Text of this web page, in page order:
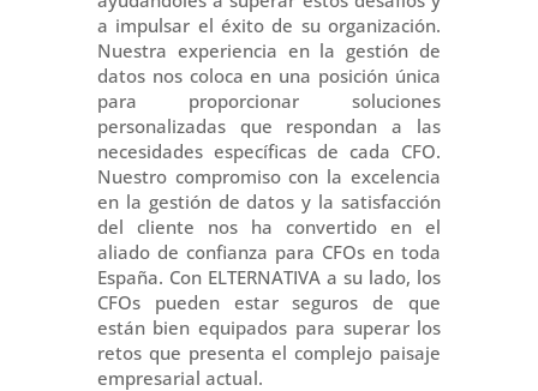
a impulsar el éxito de su organización.
Nuestra experiencia en la gestión de
datos nos coloca en una posición única
para proporcionar soluciones
personalizadas que respondan a las
necesidades específicas de cada CFO.
Nuestro compromiso con la excelencia
en la gestión de datos y la satisfacción
del cliente nos ha convertido en el
aliado de confianza para CFOs en toda
España. Con ELTERNATIVA a su lado, los
CFOs pueden estar seguros de que
están bien equipados para superar los
retos que presenta el complejo paisaje
empresarial actual.